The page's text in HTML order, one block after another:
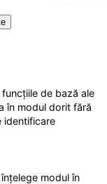
de bază ale
în modul dorit fără
identificare
modul în